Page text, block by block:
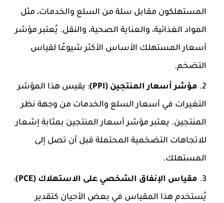
المستهلكون مقابل سلة من السلع والخدمات، مثل
المواد الغذائية، والعناية الصحية، والنقل. يُعتبر مؤشر
أسعار المستهلك الأساس الأكثر شيوعًا لقياس
التضخم.
مؤشر أسعار المنتجين (PPI)
: يقيس هذا المؤشر
التغيرات في أسعار السلع والخدمات من وجهة نظر
المنتجين. يعتبر مؤشر أسعار المنتجين بمثابة إشعار
للاتجاهات التضخمية المحتملة قبل أن تصل إلى
المستهلك.
مقياس الإنفاق الشخصي على الاستهلاك (PCE)
:
يُستخدم هذا المقياس في بعض الأحيان كتقدير